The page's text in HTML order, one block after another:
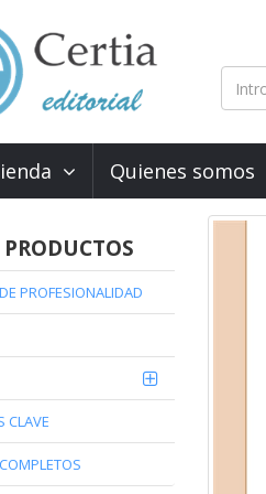
Quienes somos
PROFESIONALIDAD
CLAVE